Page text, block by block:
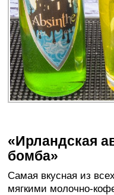
«Ирландская
бомба»
Самая вкусная из
мягкими молочно-